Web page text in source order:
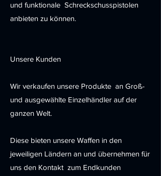
und funktionale Schreckschusspistolen
anbieten zu können.
Unsere Kunden
Wir verkaufen unsere Produkte an Groß-
und ausgewählte Einzelhändler auf der
ganzen Welt.
Diese bieten unsere Waffen in den
jeweiligen Ländern an und übernehmen für
uns den Kontakt zum Endkunden